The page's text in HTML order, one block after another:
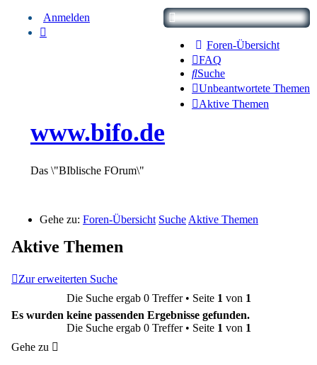
Foren-Übersicht
FAQ
Suche
Unbeantwortete Themen
Aktive Themen
Anmelden
www.bifo.de
Das \"BIblische FOrum\"
Gehe zu: Foren-Übersicht Suche Aktive Themen
Aktive Themen
Zur erweiterten Suche
Die Suche ergab 0 Treffer • Seite 1 von 1
Es wurden keine passenden Ergebnisse gefunden.
Die Suche ergab 0 Treffer • Seite 1 von 1
Gehe zu